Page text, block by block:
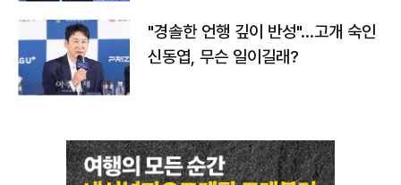
"경솔한 언행 깊이 반성"…고개 숙인
신동엽, 무슨 일이길래?